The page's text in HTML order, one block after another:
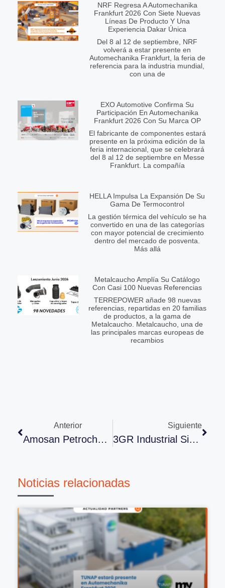
NRF Regresa A Automechanika
Frankfurt 2026 Con Siete Nuevas
Líneas De Producto Y Una
Experiencia Dakar Única
Del 8 al 12 de septiembre, NRF
volverá a estar presente en
Automechanika Frankfurt, la feria de
referencia para la industria mundial,
con una de
EXO Automotive Confirma Su
Participación En Automechanika
Frankfurt 2026 Con Su Marca OP
El fabricante de componentes estará
presente en la próxima edición de la
feria internacional, que se celebrará
del 8 al 12 de septiembre en Messe
Frankfurt. La compañía
HELLA Impulsa La Expansión De Su
Gama De Termocontrol
La gestión térmica del vehículo se ha
convertido en una de las categorías
con mayor potencial de crecimiento
dentro del mercado de posventa.
Más allá
Metalcaucho Amplía Su Catálogo
Con Casi 100 Nuevas Referencias
TERREPOWER añade 98 nuevas
referencias, repartidas en 20 familias
de productos, a la gama de
Metalcaucho. Metalcaucho, una de
las principales marcas europeas de
recambios
Anterior
Amosan Petrochemicals Iberica Inicia Noviembre Con Una Transformación Integral
Siguiente
3GR Industrial Sigue Creciendo En Soluciones Para El Filtro De Partículas
Noticias relacionadas